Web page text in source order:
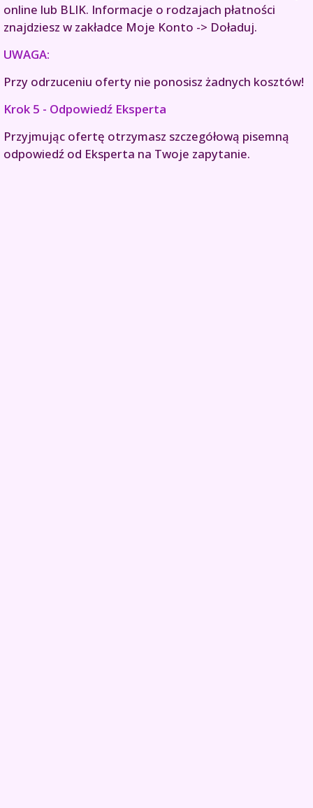
online lub BLIK. Informacje o rodzajach płatności
znajdziesz w zakładce Moje Konto -> Doładuj.
UWAGA:
Przy odrzuceniu oferty nie ponosisz żadnych kosztów!
Krok 5 - Odpowiedź Eksperta
Przyjmując ofertę otrzymasz szczegółową pisemną
odpowiedź od Eksperta na Twoje zapytanie.